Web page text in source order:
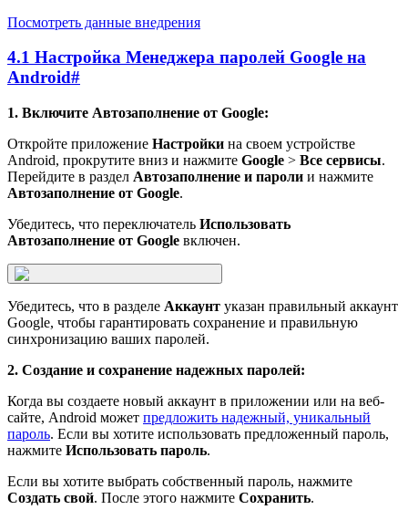
Посмотреть данные внедрения
4.1 Настройка Менеджера паролей Google на
Android#
1. Включите Автозаполнение от Google:
Откройте приложение Настройки на своем устройстве
Android, прокрутите вниз и нажмите Google > Все сервисы.
Перейдите в раздел Автозаполнение и пароли и нажмите
Автозаполнение от Google.
Убедитесь, что переключатель Использовать
Автозаполнение от Google включен.
Убедитесь, что в разделе Аккаунт указан правильный аккаунт
Google, чтобы гарантировать сохранение и правильную
синхронизацию ваших паролей.
2. Создание и сохранение надежных паролей:
Когда вы создаете новый аккаунт в приложении или на веб-
сайте, Android может предложить надежный, уникальный
пароль. Если вы хотите использовать предложенный пароль,
нажмите Использовать пароль.
Если вы хотите выбрать собственный пароль, нажмите
Создать свой. После этого нажмите Сохранить.